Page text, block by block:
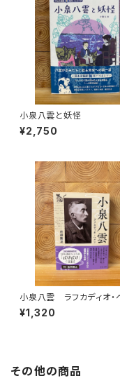
小泉八雲と妖怪
¥2,750
小泉八雲 ラフカディオ・
¥1,320
その他の商品